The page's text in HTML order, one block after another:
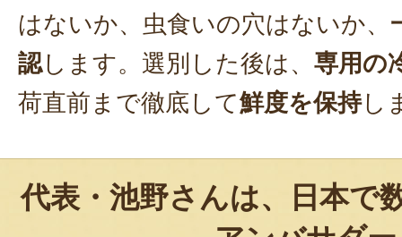
はないか、虫食いの穴はないか、
認します。選別した後は、 専用の
荷直前まで徹底して鮮度を保持し
代表・池野さんは、日本で